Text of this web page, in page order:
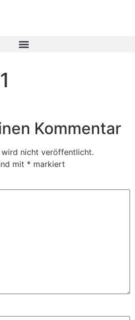
Kommentar
wird nicht veröffentlicht.
mit * markiert